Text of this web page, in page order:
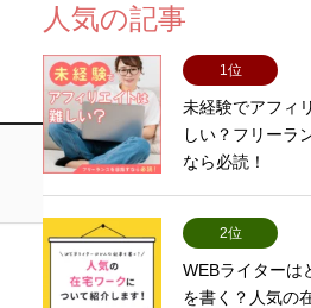
人気の記事
1位
未経験でアフィ
しい？フリーラ
なら必読！
2位
WEBライターは
を書く？人気の